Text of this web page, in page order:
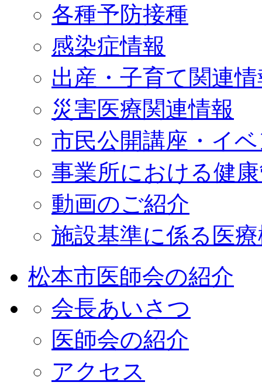
各種予防接種
感染症情報
出産・子育て関連
災害医療関連情報
市民公開講座・イ
事業所における健
動画のご紹介
施設基準に係る医
松本市医師会の紹介
会長あいさつ
医師会の紹介
アクセス